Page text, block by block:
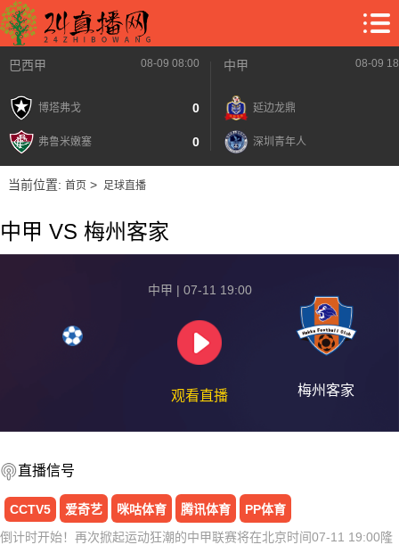
巴西甲 08-09 08:00
博塔弗戈 0
弗鲁米嫩塞 0
中甲 08-09
延边龙鼎
深圳青年人
当前位置: 首页> 足球直播
中甲 VS 梅州客家
中甲 | 07-11 19:00
观看直播 梅州客家
直播信号
CCTV5 爱奇艺 咪咕体育 腾讯体育
PP体育
倒计时开始！再次掀起运动狂潮的中甲联赛将在北京时间07-11 19:00隆